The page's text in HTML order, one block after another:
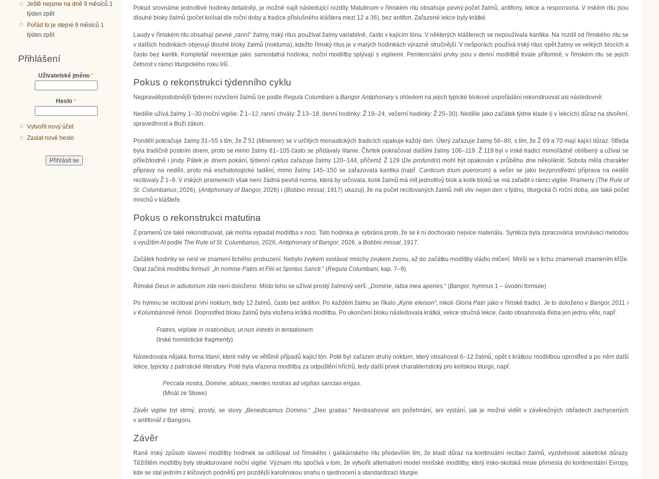
Ještě nejsme na dně 9 měsíců 1
týden zpět
Pořád to je stejné 9 měsíců 1
týden zpět
Přihlášení
Uživatelské jméno *
Heslo *
Vytvořit nový účet
Zaslat nové heslo
Pokud srovnáme jednotlivé hodinky detailněji, je možné najít následující rozdíly. Matutinum v římském ritu obsahuje pevný počet žalmů, antifony, lekce a responsoria. V irském ritu jsou
dlouhé bloky žalmů (počet kolísal dle roční doby a tradice příslušného kláštera mezi 12 a 36), bez antifon. Zařazené lekce byly krátké.
Laudy v římském ritu obsahují pevné „ranní“ žalmy, irský ritus používal žalmy variabilně, často v kajícím tónu. V některých klášterech se nepoužívala kantika. Na rozdíl od římského ritu se
v dalších hodinkách objevují dlouhé bloky žalmů (nokturna), kdežto římský ritus je v malých hodinkách výrazně stručnější. V nešporách používá irský ritus opět žalmy ve velkých blocích a
často bez kantik. Kompletář neexistuje jako samostatná hodinka; noční modlitby splývají s vigiliemi. Penitenciální prvky jsou v denní modlitbě trvale přítomné, v římském ritu se jejich
četnost v rámci liturgického roku liší.
Pokus o rekonstrukci týdenního cyklu
Nejpravděpodobnější týdenní rozvržení žalmů lze podle Regula Columbani a Bangor Antiphonarys ohledem na jejich typické blokové uspořádání rekonstruovat asi následovně:
Neděle užívá žalmy 1–30 (noční vigilie: Ž 1–12, ranní chvály: Ž 13–18, denní hodinky: Ž 19–24, večerní hodinky: Ž 25–30). Neděle jako začátek týdne klade (i v lekcích) důraz na stvoření,
spravedlnost a Boží zákon.
Pondělí pokračuje žalmy 31–55 s tím, že Ž 51 (Miserere) se v určitých monastických tradicích opakuje každý den. Úterý zařazuje žalmy 56–80, s tím, že Ž 69 a 70 mají kající důraz. Středa
byla tradičně postním dnem, proto se mimo žalmy 81–105 často se přidávaly litanie. Čtvrtek pokračoval dalšími žalmy 106–119. Ž 119 byl v irské tradici mimořádně oblíbený a užíval se
příležitostně i jindy. Pátek je dnem pokání, týdenní cyklus zařazuje žalmy 120–144, přičemž Ž 129 (De profundis) mohl být opakován v průběhu dne několikrát. Sobota měla charakter
přípravy na neděli, proto má eschatologické ladění, mimo žalmy 145–150 se zařazovala kantika (např.Canticum trium puerorum) a večer se jako bezprostřední příprava na neděli
recitovaly Ž 1–6. V irských pramenech však není žádná pevná norma, která by určovala, kolik žalmů má mít jednotlivý blok a kolik bloků se má zařadit v rámci vigilie. Prameny (The Rule of
St. Columbanus, 2026), (Antiphonary of Bangor, 2026) i (Bobbio missal, 1917) ukazují, že na počet recitovaných žalmů měl vliv nejen den v týdnu, liturgická či roční doba, ale také počet
mnichů v klášteře.
Pokus o rekonstrukci matutina
Z pramenů lze také rekonstruovat, jak mohla vypadat modlitba v noci. Tato hodinka je vybrána proto, že se k ní dochovalo nejvíce materiálu. Syntéza byla zpracována srovnávací metodou
s využitím AI podle The Rule of St. Columbanus , 2026, Antiphonary of Bangor, 2026, a Bobbio missal , 1917.
Začátek hodinky se nesl ve znamení tichého probuzení. Nebylo zvykem svolávat mnichy zvukem zvonu, až do začátku modlitby vládlo mlčení. Mniši se v tichu znamenali znamením kříže.
Opat začíná modlitbu formulí: „In nomine Patris et Filii et Spiritus Sancti.“ (Regula Columbani, kap. 7–9)
Římské Deus in adiutorium zde není doloženo. Místo toho se užíval prostý žalmový verš: „Domine, labia mea aperies.“ (Bangor, hymnus 1 – úvodní formule)
Po hymnu se recitoval první nokturn, tedy 12 žalmů, často bez antifon. Po každém žalmu se říkalo„Kyrie eleison“,nikoli Gloria Patri jako v římské tradici. Je to doloženo v Bangor,2011 i
v Kolumbánově řeholi. Doprostřed bloku žalmů byla vložena krátká modlitba. Po ukončení bloku následovala krátká, velice stručná lekce, často obsahovala třeba jen jednu větu, např.
Fratres, vigilate in orationibus, ut non intretis in tentationem.
(Irské homiletické fragmenty)
Následovala nějaká forma litanií, které měly ve většině případů kající tón. Poté byl zařazen druhý nokturn, který obsahoval 6–12 žalmů, opět s krátkou modlitbou uprostřed a po něm další
lekce, typicky z patristické literatury. Poté byla vřazena modlitba za odpuštění hříchů, tedy další prvek charakteristický pro keltskou liturgii, např.
Peccata nostra, Domine, abluas; mentes nostras ad vigilias sanctas erigas.
(Misál ze Stowe)
Závěr vigilie byl strmý, prostý, se slovy „Benedicamus Domino.“ „Deo gratias.“ Neobsahoval ani požehnání, ani vyslání, jak je možné vidět v závěrečných obřadech zachycených
v antifonář z Bangoru.
Závěr
Raně irský způsob slavení modlitby hodinek se odlišoval od římského i galikánského ritu především tím, že kladl důraz na kontinuální recitaci žalmů, vyzdvihoval asketické důrazy.
Těžištěm modlitby byly strukturované noční vigilie. Význam ritu spočívá v tom, že vytvořil alternativní model mnišské modlitby, který irsko-skotská misie přenesla do kontinentální Evropy,
kde se stal jedním z klíčových podnětů pro pozdější karolinskou snahu o sjednocení a standardizaci liturgie.